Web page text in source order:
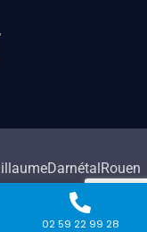
02 59 22 99 28
DarnétalRouen
Travaux.